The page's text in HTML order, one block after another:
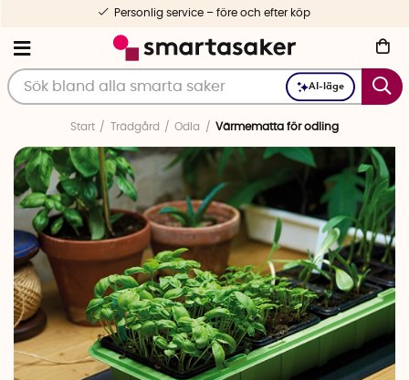
AI-läge
Personlig service – före och efter köp
Start Trädgård Odla Värmematta för odling